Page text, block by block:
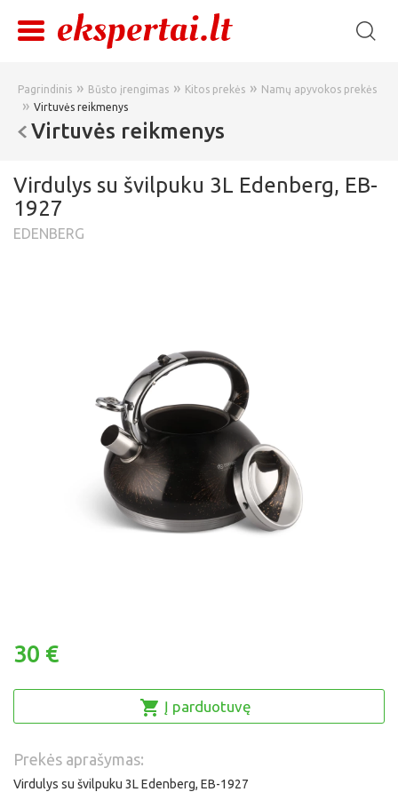
Pagrindinis » Būsto įrengimas » Kitos prekės » Namų apyvokos prekės
» Virtuvės reikmenys
Virtuvės reikmenys
Virdulys su švilpuku 3L Edenberg, EB-
1927
EDENBERG
30 €
Į parduotuvę
Prekės aprašymas:
Virdulys su švilpuku 3L Edenberg, EB-1927